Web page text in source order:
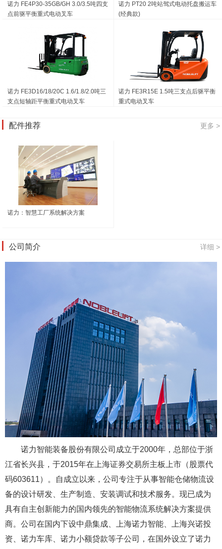
诺力 FE4P30-35GB/GH 3.0/3.5吨四支
点前驱平衡重式电动叉车
诺力 PT20 2吨站驾式电动托盘搬运车
(经典款)
诺力 FE3D16/18/20C 1.6/1.8/2.0吨三
支点短轴距平衡重式电动叉车
诺力 FE3R15E 1.5吨三支点后驱平衡
重式电动叉车
配件推荐 更多 >
诺力：智慧工厂系统解决方案
公司简介 详细 >
诺力智能装备股份有限公司成立于2000年，总部位于浙
江省长兴县，于2015年在上海证券交易所主板上市（股票代
码603611）。自成立以来，公司专注于从事智能仓储物流设
备的设计研发、生产制造、安装调试和技术服务。现已成为
具有自主创新能力的国内领先的智能物流系统解决方案提供
商。公司在国内下设中鼎集成、上海诺力智能、上海兴诺投
资、诺力车库、诺力小额贷款等子公司，在国外设立了诺力